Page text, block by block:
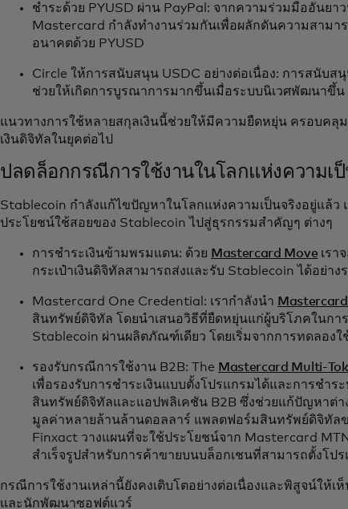
ชำระด้วย PYUSD ผ่าน PayPal: จากความร่วมมืออันยา
Mastercard กำลังทำงานร่วมกันเพื่อผลักดันความสามา
อนาคตด้วย PYUSD
Circle ให้การสนับสนุน USDC อย่างต่อเนื่อง: การสนับสนุ
ช่วยให้เกิดการบูรณาการมากขึ้นเมื่อระบบนิเวศพัฒนาขึ้น
แนวทางการใช้หลายสกุลเงินนี้ช่วยให้มีความยืดหยุ่น ครอบค
เงินดิจิทัลในยุคต่อไป
ปลดล็อกกรณีการใช้งานในโลกแห่งความเป็
Stablecoin กำลังแก้ไขปัญหาในโลกแห่งความเป็นจริงอยู่แล้ว
ประโยชน์ใช้สอยของ Stablecoin ไปสู่ธุรกรรมสำคัญๆ ต่างๆ
การชำระเงินข้ามพรมแดน: ด้วย Mastercard Move เรา
กระเป๋าเงินดิจิทัลสามารถส่งและรับ Stablecoin ได้อย่าง
Mastercard One Credential: เรากำลังนำ
สินทรัพย์ดิจิทัล โดยนำเสนอวิธีที่ยืดหยุ่นแก่ผู้บริโภคในกา
Stablecoin ผ่านผลิตภัณฑ์เดียว โดยเริ่มจากการทดลองใ
รองรับกรณีการใช้งาน B2B: The Mastercard Multi-
เพื่อรองรับการชำระเงินแบบตั้งโปรแกรมได้และการชำร
สินทรัพย์ดิจิทัลและแอปพลิเคชัน B2B ซึ่งช่วยแก้ปัญหาต่า
มูลค่าหลายล้านล้านดอลลาร์ แพลตฟอร์มสินทรัพย์ดิจิทัล
Finxact วางแผนที่จะใช้ประโยชน์จาก Mastercard
สำเร็จรูปสำหรับการค้าขายบนบล็อกเชนที่สามารถตั้งโป
กรณีการใช้งานเหล่านี้ยังคงเติบโตอย่างต่อเนื่องและพิสูจน์ให้
และนักพัฒนาซอฟต์แวร์